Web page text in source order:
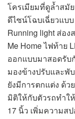
โครเมียมที่ดูล้ำสมั
ดีไซน์โฉบเฉี่ยวแบ
Running light ส่อง
Me Home ไฟท้าย
ออกแบบมาสอดรับ
มองข้างปรับและพั
ยังมีการตกแต่ง ด้ว
มิติให้กับตัวรถทำใ
17 นิ้ว เพิ่มความส